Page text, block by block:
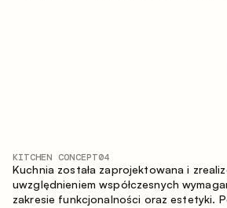
nasyconą, taktylną kompozycję, w której
KITCHEN CONCEPT04
Kuchnia została zaprojektowana i
uwzględnieniem współczesnych
zakresie funkcjonalności oraz estetyki.